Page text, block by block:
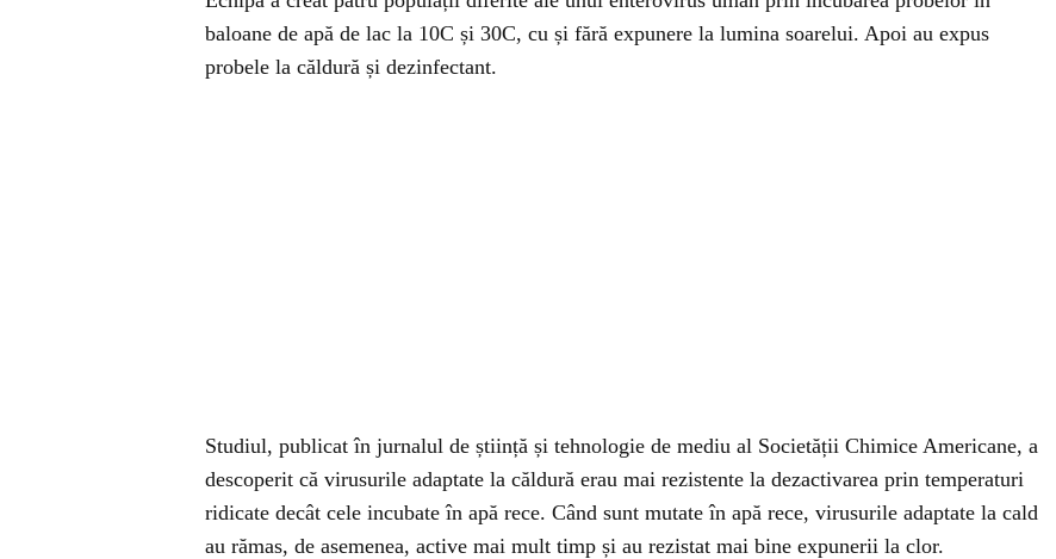
baloane de apă de lac la 10C și 30C, cu și fără expunere la lumina soarelui. Apoi au expus
probele la căldură și dezinfectant.
Studiul, publicat în jurnalul de știință și tehnologie de mediu al Societății Chimice Americane, a
descoperit că virusurile adaptate la căldură erau mai rezistente la dezactivarea prin temperaturi
ridicate decât cele incubate în apă rece. Când sunt mutate în apă rece, virusurile adaptate la cald
au rămas, de asemenea, active mai mult timp și au rezistat mai bine expunerii la clor.